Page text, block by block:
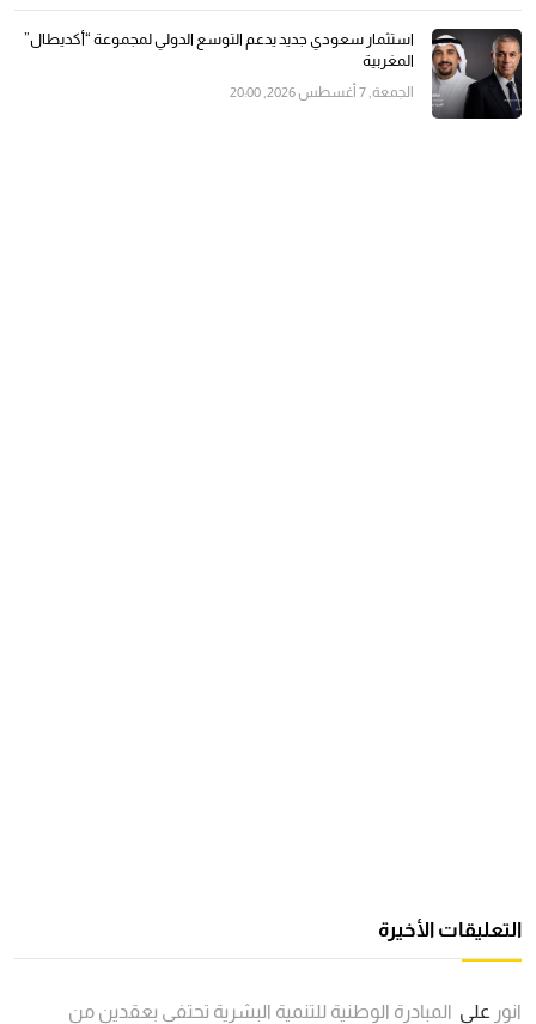
استثمار سعودي جديد يدعم التوسع الدولي لمجموعة “أكديطال”
المغربية
الجمعة, 7 أغسطس 2026, 20:00
التعليقات الأخيرة
انور على المبادرة الوطنية للتنمية البشرية تحتفي بعقدين من